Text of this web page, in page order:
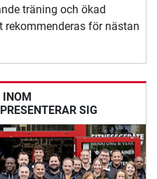
träning och ökad
för nästan
INOM
SIG